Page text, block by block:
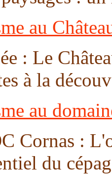
au
: Le
à la
au
Cornas :
du